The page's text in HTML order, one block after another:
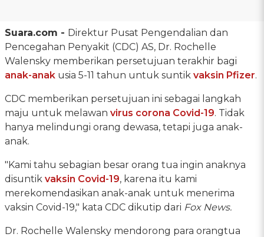
Suara.com - Direktur Pusat Pengendalian dan
Pencegahan Penyakit (CDC) AS, Dr. Rochelle
Walensky memberikan persetujuan terakhir bagi
anak-anak usia 5-11 tahun untuk suntik vaksin Pfizer.
CDC memberikan persetujuan ini sebagai langkah
maju untuk melawan virus corona Covid-19. Tidak
hanya melindungi orang dewasa, tetapi juga anak-
anak.
"Kami tahu sebagian besar orang tua ingin anaknya
disuntik vaksin Covid-19, karena itu kami
merekomendasikan anak-anak untuk menerima
vaksin Covid-19," kata CDC dikutip dari Fox News.
Dr. Rochelle Walensky mendorong para orangtua